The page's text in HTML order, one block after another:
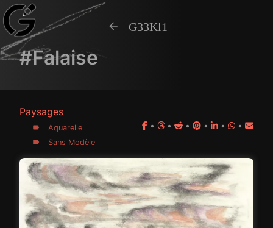
G33Kl1
#Falaise
Paysages
• • • • • •
Aquarelle
Sans Modèle